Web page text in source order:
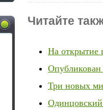
Читайте
На открытие
Опубликован
Три новых
Одинцовский